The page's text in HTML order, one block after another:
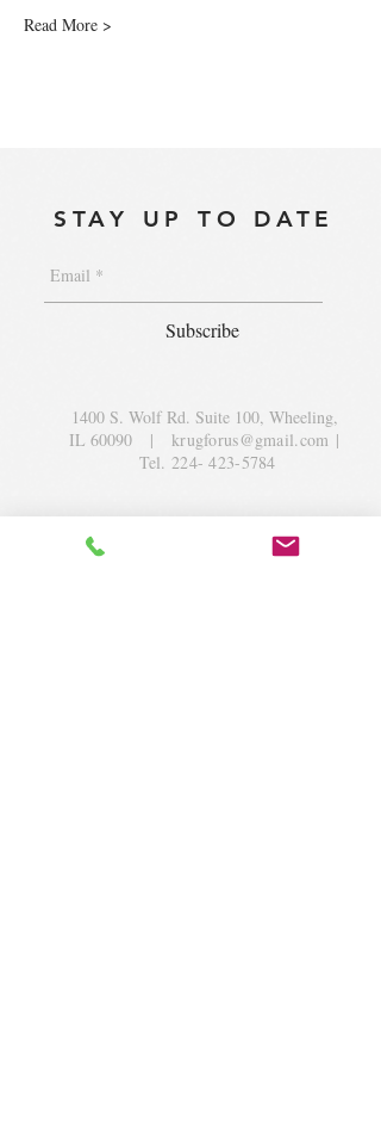
Read More >
STAY UP TO DATE
Subscribe
1400 S. Wolf Rd. Suite 100, Wheeling,
IL 60090 |krugforus@gmail.com |
Tel.224- 423-5784